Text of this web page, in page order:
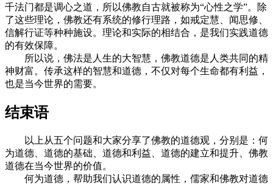
千法门都是调心之道，所以佛教自古就被称为“心性之学”。除
了这些理论，佛教还有系统的修行理路，如戒定慧、闻思修、
信解行证等种种施设。理论和实际的相结合，是我们实践道德
的有效保障。
所以说，佛法是人生的大智慧，佛教道德是人类共同的精
神财富。传承这样的智慧和道德，不仅对每个生命都有利益，
也是当今世界的需要。
结束语
以上从五个问题和大家分享了佛教的道德观，分别是：何
为道德、道德的基础、道德和利益、道德的建立和提升、佛教
道德在当今世界的价值。
何为道德，帮助我们认识道德的属性，儒家和佛教对道德